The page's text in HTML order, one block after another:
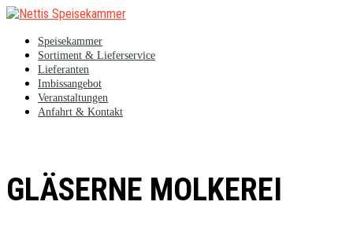
Speisekammer
Sortiment & Lieferservice
Lieferanten
Imbissangebot
Veranstaltungen
Anfahrt & Kontakt
GLÄSERNE MOLKEREI